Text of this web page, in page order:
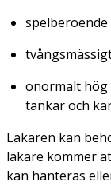
spelberoende
onormalt hög
tankar och
Läkaren kan
läkare kommer
kan hanteras